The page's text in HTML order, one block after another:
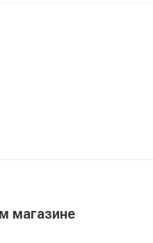
магазине